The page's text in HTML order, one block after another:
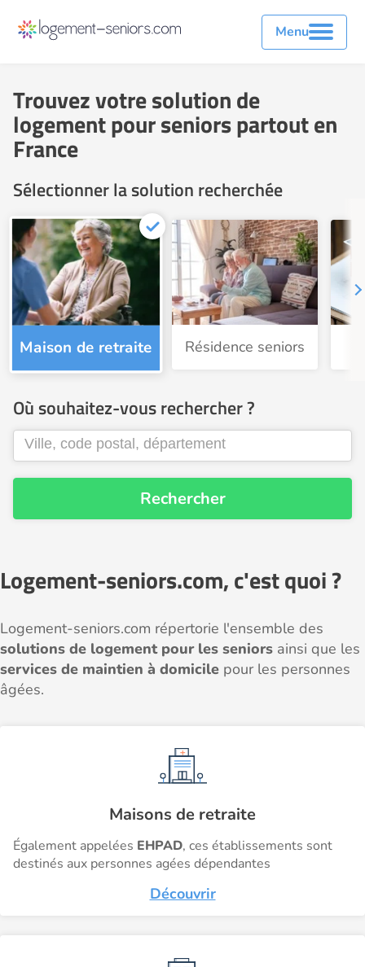
Menu
Trouvez votre solution de
logement pour seniors partout en
France
Sélectionner la solution recherchée
Maison de retraite Résidence seniors
Où souhaitez-vous rechercher ?
Rechercher
Logement-seniors.com, c'est quoi ?
Logement-seniors.com répertorie l'ensemble des
solutions de logement pour les seniors ainsi que les
services de maintien à domicile pour les personnes
âgées.
Maisons de retraite
Également appelées EHPAD, ces établissements sont
destinés aux personnes agées dépendantes
Découvrir